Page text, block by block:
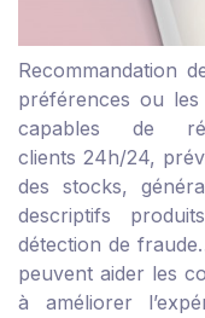
Recommandation
préférences ou les
capables de
clients 24h/24,
des stocks,
descriptifs
détection de
peuvent aider les
à améliorer